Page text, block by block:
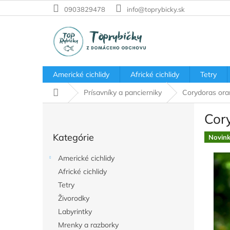
na
0903829478 info@toprybicky.sk
Americké cichlidy Africké cichlidy Tetry
DomovPrísavníky a pancierniky Corydoras
kategórie
Kategórie
Americké cichlidy
Africké cichlidy
Tetry
Živorodky
Labyrintky
Mrenky a razborky